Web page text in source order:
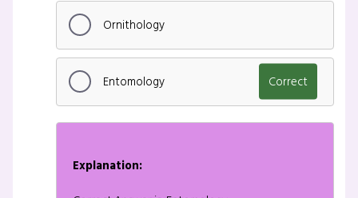
Ornithology
Entomology Correct
Explanation: